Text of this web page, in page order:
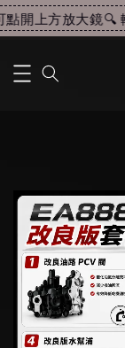
開上方放大鏡🔍